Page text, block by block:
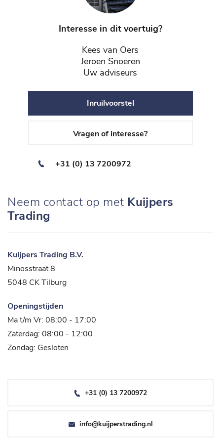
Interesse in dit voertuig?
Kees van Oers
Jeroen Snoeren
Uw adviseurs
Inruilvoorstel
Vragen of interesse?
+31 (0) 13 7200972
Neem contact op met Kuijpers
Trading
Kuijpers Trading B.V.
Minosstraat 8
5048 CK Tilburg
Openingstijden
Ma t/m Vr: 08:00 - 17:00
Zaterdag: 08:00 - 12:00
Zondag: Gesloten
+31 (0) 13 7200972
info@kuijperstrading.nl